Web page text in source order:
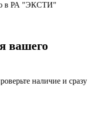
в РА "ЭКСТИ"
вашего
наличие и сразу